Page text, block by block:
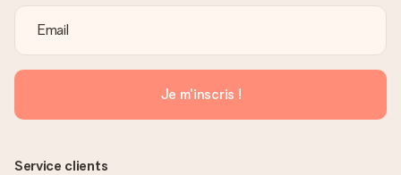
Je m'inscris !
Service clients